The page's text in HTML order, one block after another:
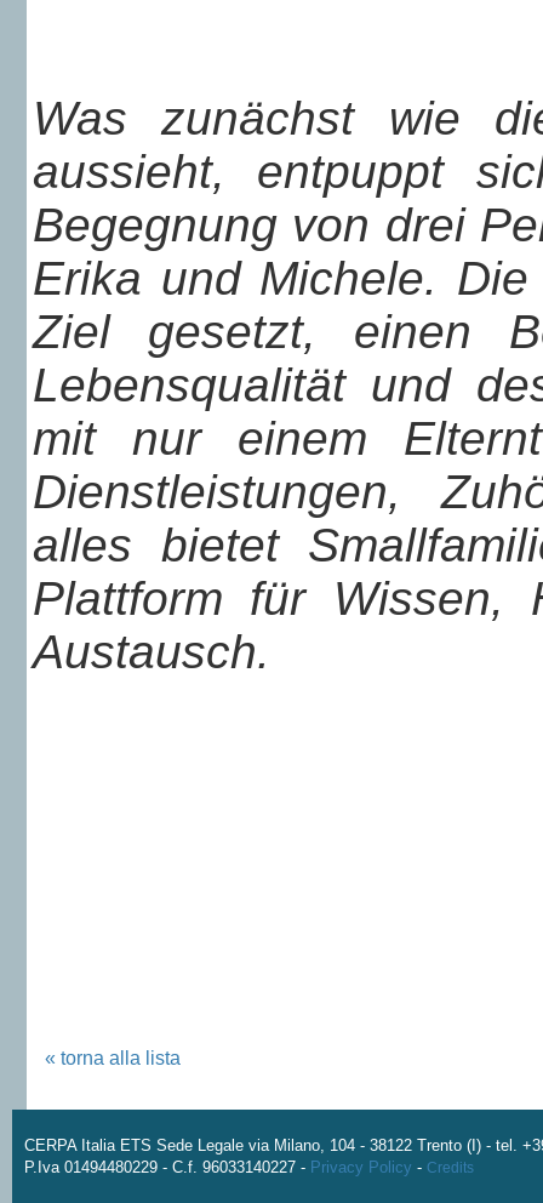
Was zunächst wie
aussieht, entpuppt
Begegnung von drei
Erika und Michele.
Ziel gesetzt, einen
Lebensqualität und
mit nur einem
Dienstleistungen,
alles bietet
Plattform für Wissen,
Austausch.
« torna alla lista
CERPA Italia ETS Sede Legale via Milano, 104 - 38122 Trento (I) - tel.
P.Iva 01494480229 - C.f. 96033140227 - Privacy Policy - Credits